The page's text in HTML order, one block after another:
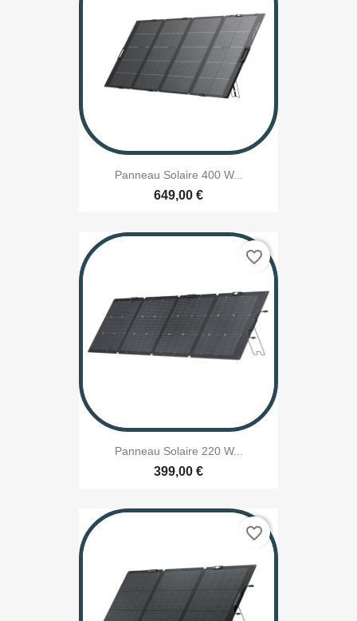
Panneau Solaire 400 W...
649,00 €
Panneau Solaire 220 W...
399,00 €
favorite_border
favorite_border